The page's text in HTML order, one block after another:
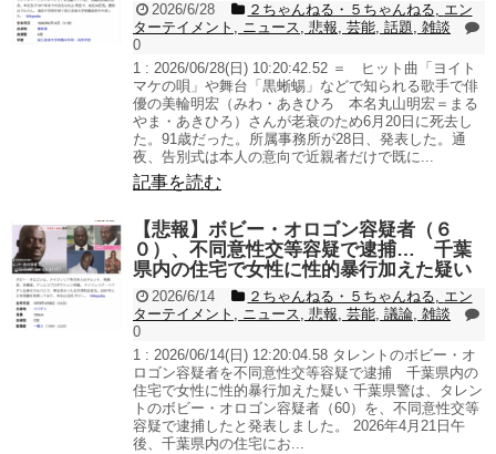
2026/6/28 ２ちゃんねる・５ちゃんねる, エン
ターテイメント , ニュース, 悲報, 芸能, 話題, 雑談
0
1 : 2026/06/28(日) 10:20:42.52 ＝ ヒット曲「ヨイト
マケの唄」や舞台「黒蜥蜴」などで知られる歌手で俳
優の美輪明宏（みわ・あきひろ 本名丸山明宏＝まる
やま・あきひろ）さんが老衰のため6月20日に死去し
た。91歳だった。所属事務所が28日、発表した。通
夜、告別式は本人の意向で近親者だけで既に...
記事を読む
【悲報】ボビー・オロゴン容疑者（６
０）、不同意性交等容疑で逮捕… 千葉
県内の住宅で女性に性的暴行加えた疑い
2026/6/14 ２ちゃんねる・５ちゃんねる, エン
ターテイメント , ニュース, 悲報, 芸能, 議論, 雑談
0
1 : 2026/06/14(日) 12:20:04.58 タレントのボビー・オ
ロゴン容疑者を不同意性交等容疑で逮捕 千葉県内の
住宅で女性に性的暴行加えた疑い 千葉県警は、タレン
トのボビー・オロゴン容疑者（60）を、不同意性交等
容疑で逮捕したと発表しました。 2026年4月21日午
後、千葉県内の住宅にお...